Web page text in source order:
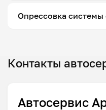
Опрессовка
Контакты
Автосервис